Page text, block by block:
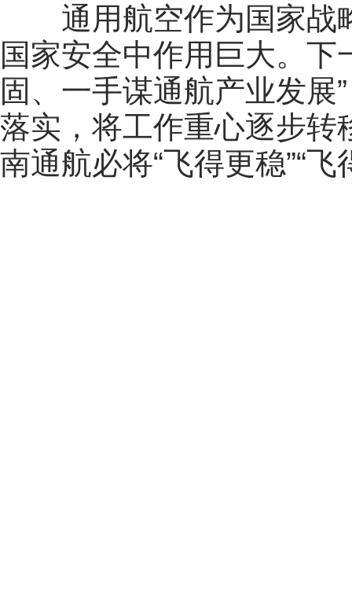
通用航空作为国家战
国家安全中作用巨大。下
固、一手谋通航产业发展
落实，将工作重心逐步转
南通航必将“飞得更稳”“飞